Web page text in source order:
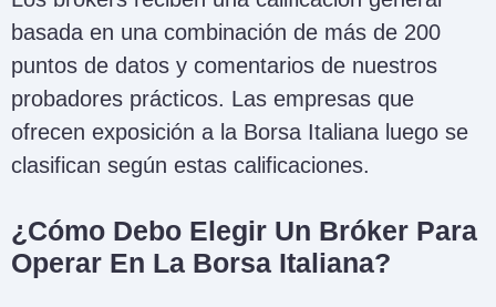
basada en una combinación de más de 200
puntos de datos y comentarios de nuestros
probadores prácticos. Las empresas que
ofrecen exposición a la Borsa Italiana luego se
clasifican según estas calificaciones.
¿Cómo Debo Elegir Un Bróker Para
Operar En La Borsa Italiana?